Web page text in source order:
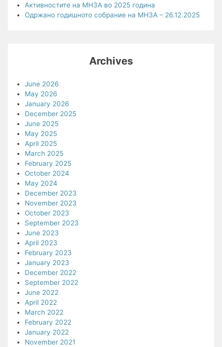
Активностите на МНЗА во 2025 година
Одржано годишното собрание на МНЗА – 26.12.2025
Archives
June 2026
May 2026
January 2026
December 2025
June 2025
May 2025
April 2025
March 2025
February 2025
October 2024
May 2024
December 2023
November 2023
October 2023
September 2023
June 2023
April 2023
February 2023
January 2023
December 2022
September 2022
June 2022
April 2022
March 2022
February 2022
January 2022
November 2021